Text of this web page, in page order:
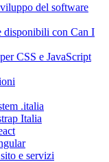
del software
disponibili con Can I
CSS e JavaScript
.italia
Italia
e servizi